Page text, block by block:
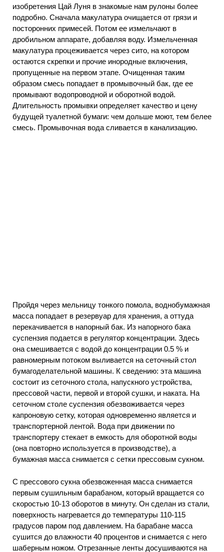
изобретения Цай Луня в знакомые нам рулоны более
подробно. Сначала макулатура очищается от грязи и
посторонних примесей. Потом ее измельчают в
дробильном аппарате, добавляя воду. Измельченная
макулатура процеживается через сито, на котором
остаются скрепки и прочие инородные включения,
пропущенные на первом этапе. Очищенная таким
образом смесь попадает в промывочный бак, где ее
промывают водопроводной и оборотной водой.
Длительность промывки определяет качество и цену
будущей туалетной бумаги: чем дольше моют, тем белее
смесь. Промывочная вода сливается в канализацию.
Пройдя через мельницу тонкого помола, воднобумажная
масса попадает в резервуар для хранения, а оттуда
перекачивается в напорный бак. Из напорного бака
суспензия подается в регулятор концентрации. Здесь
она смешивается с водой до концентрации 0.5 % и
равномерным потоком выливается на сеточный стол
бумагоделательной машины. К сведению: эта машина
состоит из сеточного стола, напускного устройства,
прессовой части, первой и второй сушки, и наката. На
сеточном столе суспензия обезвоживается через
капроновую сетку, которая одновременно является и
транспортерной лентой. Вода при движении по
транспортеру стекает в емкость для оборотной воды
(она повторно используется в производстве), а
бумажная масса снимается с сетки прессовым сукном.
С прессового сукна обезвоженная масса снимается
первым сушильным барабаном, который вращается со
скоростью 10-13 оборотов в минуту. Он сделан из стали,
поверхность нагревается до температуры 110-115
градусов паром под давлением. На барабане масса
сушится до влажности 40 процентов и снимается с него
шаберным ножом. Отрезанные ленты досушиваются на